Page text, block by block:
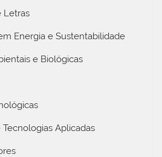
Letras
Energia e Sustentabilidade
e Biológicas
Aplicadas